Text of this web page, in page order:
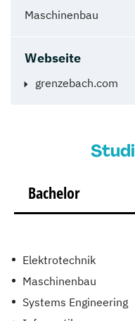
Maschinenbau
Webseite
grenzebach.com
Bachelor
Elektrotechnik
Maschinenbau
Systems Engineering